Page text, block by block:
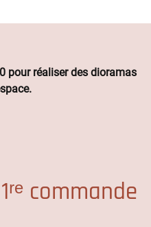
pour réaliser des dioramas
commande